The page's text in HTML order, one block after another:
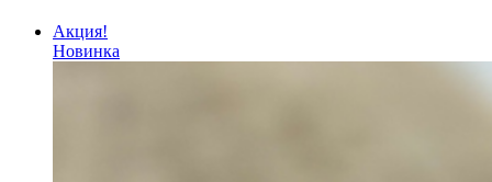
Акция!
Новинка